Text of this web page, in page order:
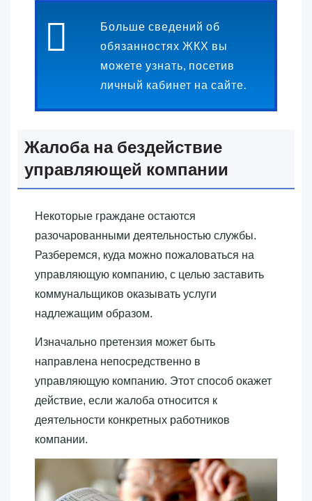
Больше сведений об
обязанностях ЖКХ вы
можете узнать, посетив
личный кабинет на сайте.
Жалоба на бездействие
управляющей компании
Некоторые граждане остаются
разочарованными деятельностью службы.
Разберемся, куда можно пожаловаться на
управляющую компанию, с целью заставить
коммунальщиков оказывать услуги
надлежащим образом.
Изначально претензия может быть
направлена непосредственно в
управляющую компанию. Этот способ окажет
действие, если жалоба относится к
деятельности конкретных работников
компании.